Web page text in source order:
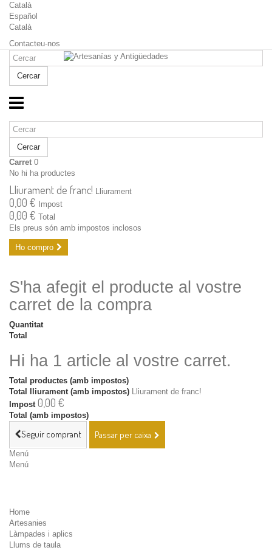
Català
Español
Català
Contacteu-nos
Cercar
Cercar
Carret 0
No hi ha productes
Lliurament de franc! Lliurament
0,00 € Impost
0,00 € Total
Els preus són amb impostos inclosos
Ho compro
S'ha afegit el producte al vostre
carret de la compra
Quantitat
Total
Hi ha 1 article al vostre carret.
Total productes (amb impostos)
Total lliurament (amb impostos) Lliurament de franc!
Impost 0,00 €
Total (amb impostos)
Seguir comprant Passar per caixa
Menú
Menú
Home
Artesanies
Làmpades i aplics
Llums de taula